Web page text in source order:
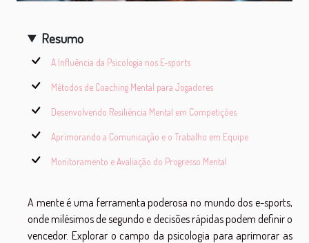
Resumo
A Influência da Psicologia nos E-sports
Métodos de Coaching Mental para Jogadores
Desenvolvendo Resiliência Mental em Competições
Aprimorando a Comunicação e o Trabalho em Equipe
Monitoramento e Avaliação do Progresso Mental
A mente é uma ferramenta poderosa no mundo dos e-sports,
onde milésimos de segundo e decisões rápidas podem definir o
vencedor. Explorar o campo da psicologia para aprimorar as